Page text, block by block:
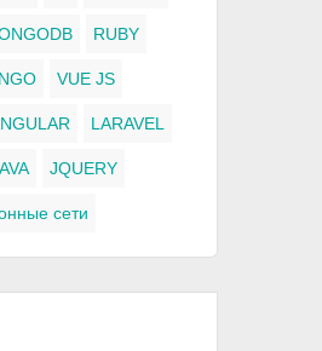
RUBY
VUE JS
LARAVEL
JQUERY
сети